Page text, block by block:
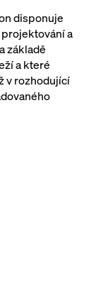
disponuje
a
základě
a které
v rozhodující